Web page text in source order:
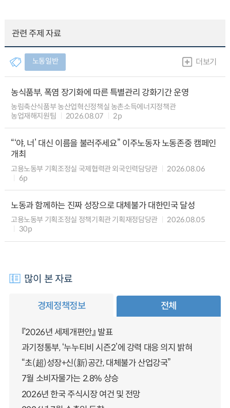
관련 주제 자료
노동일반 더보기
농식품부, 폭염 장기화에 따른 특별관리 강화기간 운영
농림축산식품부 농산업혁신정책실 농촌소득에너지정책관
농업재해지원팀
2026.08.07 2p
“‘야, 너’ 대신 이름을 불러주세요” 이주노동자 노동존중 캠페인
개최
고용노동부 기획조정실 국제협력관 외국인력담당관
2026.08.06
6p
노동과 함께하는 진짜 성장으로 대체불가 대한민국 달성
고용노동부 기획조정실 정책기획관 기획재정담당관
2026.08.05
30p
많이 본 자료
경제정책정보 전체
『2026년 세제개편안』 발표
과기정통부, ‘누누티비 시즌2’에 강력 대응 의지 밝혀
“초(超)성장+신(新)공간, 대체불가 산업강국”
7월 소비자물가는 2.8% 상승
2026년 한국 주식시장 여건 및 전망